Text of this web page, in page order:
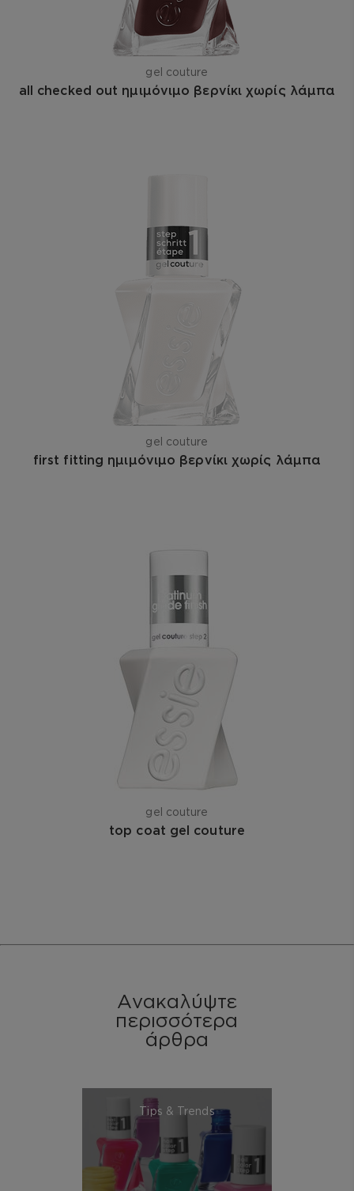
gel couture
all checked out ημιμόνιμο βερνίκι χωρίς λάμπα
gel couture
first fitting ημιμόνιμο βερνίκι χωρίς λάμπα
gel couture
top coat gel couture
Ανακαλύψτε
περισσότερα
άρθρα
Tips & Trends